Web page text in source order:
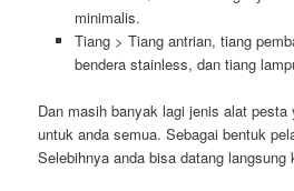
minimalis.
Tiang > Tiang antrian, tiang
bendera stainless, dan tiang
Dan masih banyak lagi jenis alat
untuk anda semua. Sebagai bentuk
Selebihnya anda bisa datang langsung